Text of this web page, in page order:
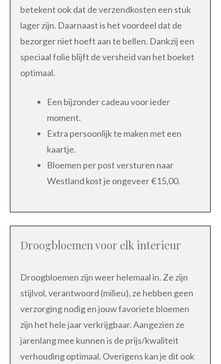
betekent ook dat de verzendkosten een stuk
lager zijn. Daarnaast is het voordeel dat de
bezorger niet hoeft aan te bellen. Dankzij een
speciaal folie blijft de versheid van het boeket
optimaal.
Een bijzonder cadeau voor ieder
moment.
Extra persoonlijk te maken met een
kaartje.
Bloemen per post versturen naar
Westland kost je ongeveer €15,00.
Droogbloemen voor elk interieur
Droogbloemen zijn weer helemaal in. Ze zijn
stijlvol, verantwoord (milieu), ze hebben geen
verzorging nodig en jouw favoriete bloemen
zijn het hele jaar verkrijgbaar. Aangezien ze
jarenlang mee kunnen is de prijs/kwaliteit
verhouding optimaal. Overigens kan je dit ook